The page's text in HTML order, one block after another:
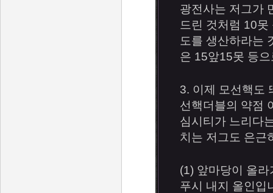
광전사는 저그가
드린 것처럼 10
도를 생산하라는
은 15앞15못 등
3. 이제 모선핵도
선핵더블의 약점
심시티가 느리다
치는 저그도 은근
(1) 앞마당이 올
푸시 내지 올인입